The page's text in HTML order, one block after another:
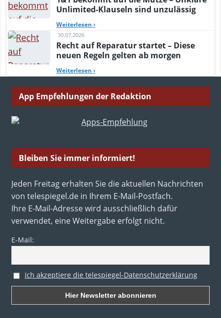
Unlimited-Klauseln sind unzulässig
Weiterlesen ›
30.07.2026
Recht auf Reparatur startet – Diese
neuen Regeln gelten ab morgen
Weiterlesen ›
App Empfehlungen der Redaktion
Bleiben Sie immer informiert!
Jeden Freitag erhalten Sie die aktuellen Nachrichten
von telespiegel.de in Ihrem E-Mail-Postfach.
Ihre E-Mail-Adresse wird ausschließlich dafür
verwendet, eine Weitergabe erfolgt nicht.
E-Mail:
Ich akzeptiere die telespiegel-Datenschutzerklärung